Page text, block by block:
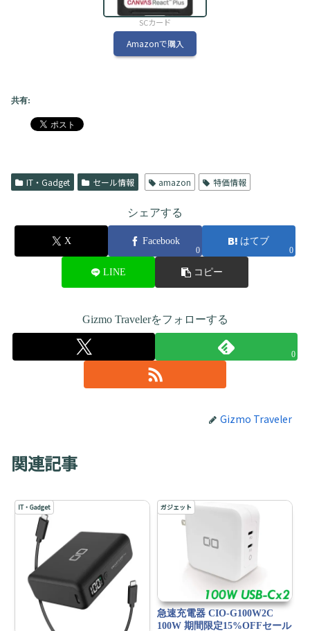
SCカード
Amazonで購入
共有:
IT・Gadget セール情報 amazon 特価情報
シェアする
X Facebook
0
はてブ
0
LINE コピー
Gizmo Travelerをフォローする
0
Gizmo Traveler
関連記事
IT・Gadget ガジェット
急速充電器 CIO-G100W2C
100W 期間限定15%OFFセール